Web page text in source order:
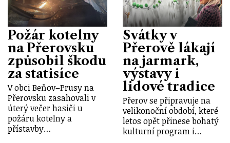
Požár kotelny
na Přerovsku
způsobil škodu
za statisíce
V obci Beňov–Prusy na
Přerovsku zasahovali v
úterý večer hasiči u
požáru kotelny a
přístavby…
Svátky v
Přerově lákají
na jarmark,
výstavy i
lidové tradice
Přerov se připravuje na
velikonoční období, které
letos opět přinese bohatý
kulturní program i…